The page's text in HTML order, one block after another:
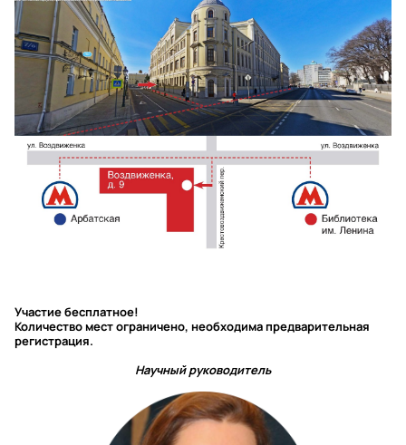
Участие бесплатное!
Количество мест ограничено, необходима предварительная
регистрация.
Научный руководитель